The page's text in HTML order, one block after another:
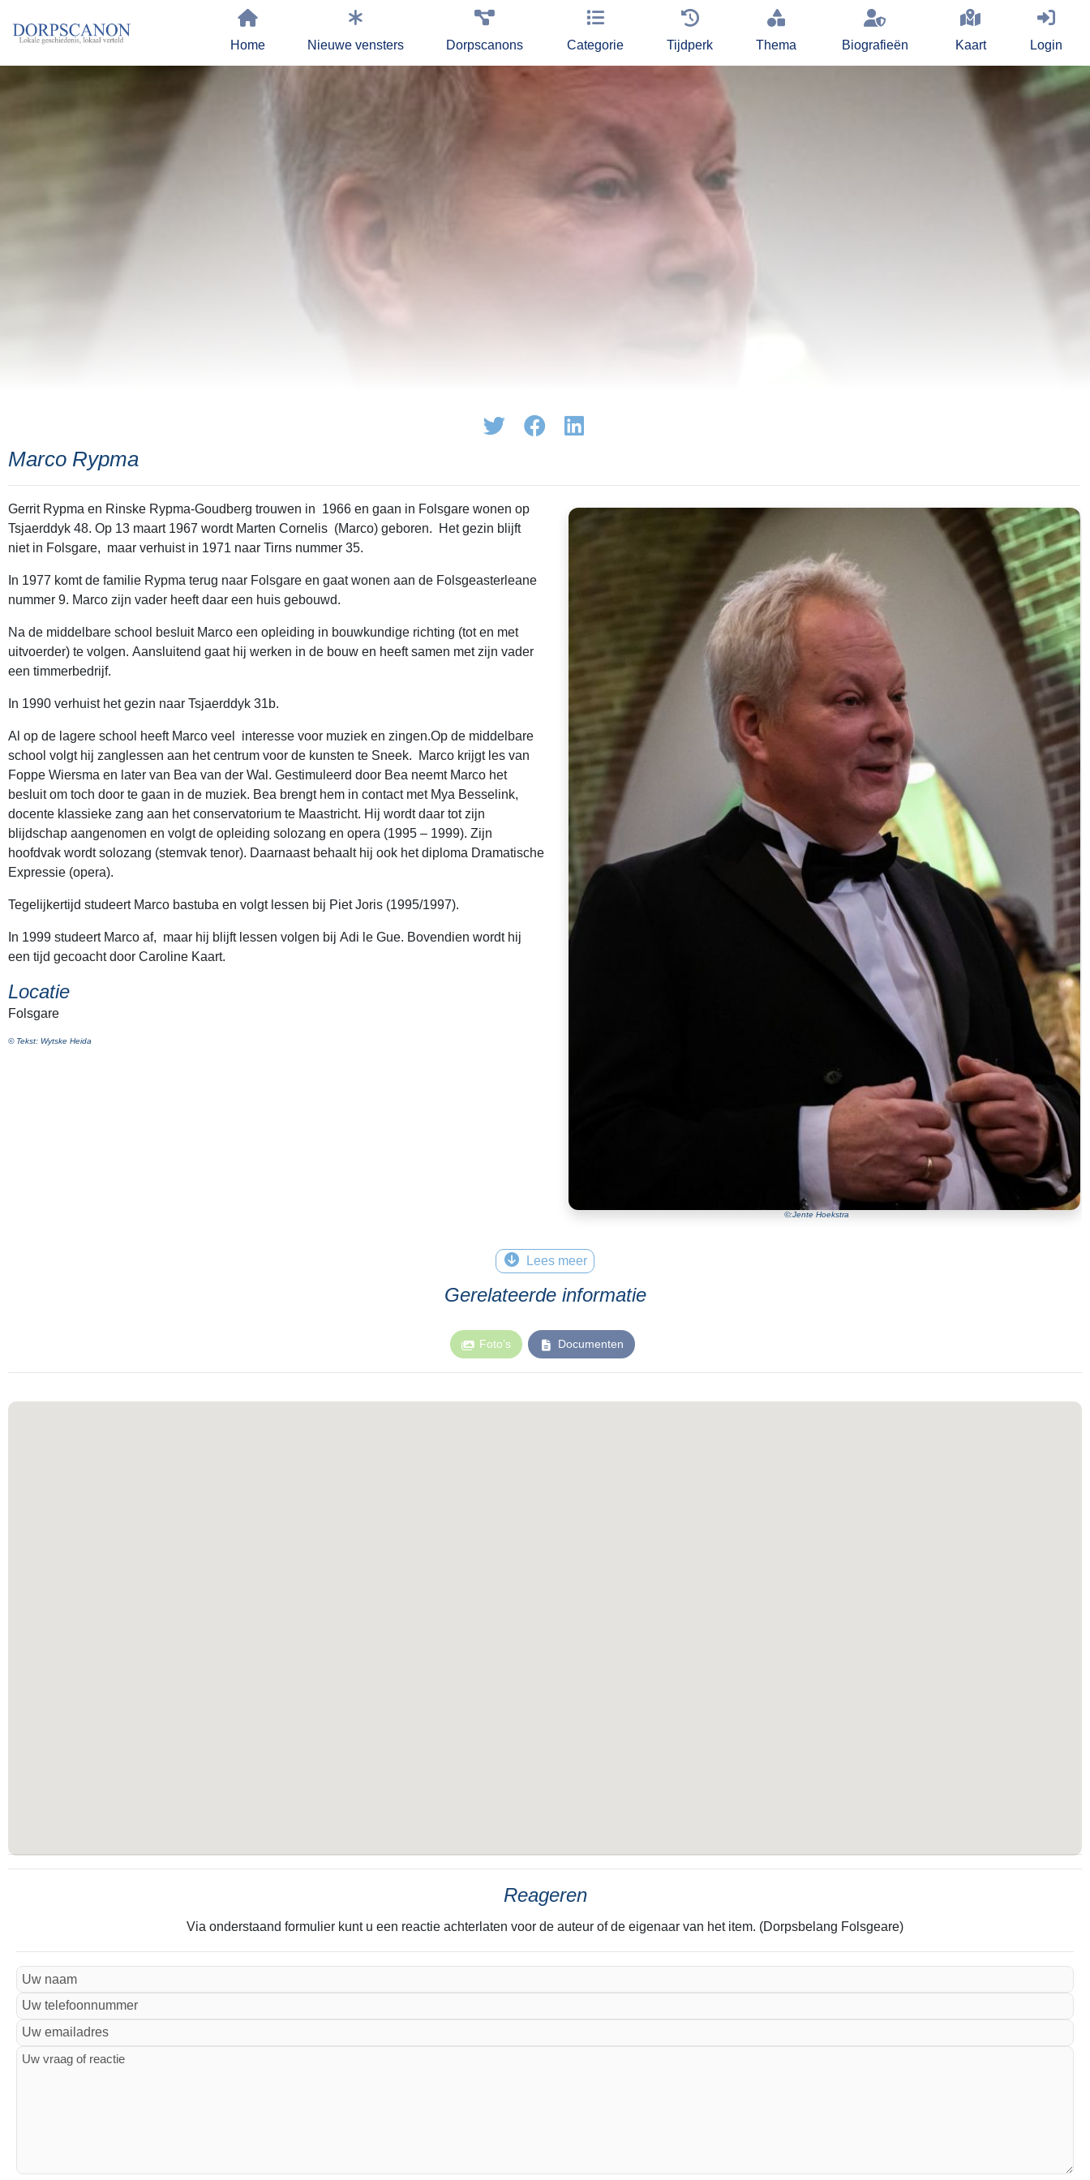
Home Nieuwe vensters Dorpscanons Categorie Tijdperk Thema Biografieën Kaart Login
Marco Rypma
©:Jente Hoekstra
Gerrit Rypma en Rinske Rypma-Goudberg trouwen in 1966 en gaan in Folsgare wonen op
Tsjaerddyk 48. Op 13 maart 1967 wordt Marten Cornelis (Marco) geboren. Het gezin blijft
niet in Folsgare, maar verhuist in 1971 naar Tirns nummer 35.
In 1977 komt de familie Rypma terug naar Folsgare en gaat wonen aan de Folsgeasterleane
nummer 9. Marco zijn vader heeft daar een huis gebouwd.
Na de middelbare school besluit Marco een opleiding in bouwkundige richting (tot en met
uitvoerder) te volgen. Aansluitend gaat hij werken in de bouw en heeft samen met zijn vader
een timmerbedrijf.
In 1990 verhuist het gezin naar Tsjaerddyk 31b.
Al op de lagere school heeft Marco veel interesse voor muziek en zingen.Op de middelbare
school volgt hij zanglessen aan het centrum voor de kunsten te Sneek. Marco krijgt les van
Foppe Wiersma en later van Bea van der Wal. Gestimuleerd door Bea neemt Marco het
besluit om toch door te gaan in de muziek. Bea brengt hem in contact met Mya Besselink,
docente klassieke zang aan het conservatorium te Maastricht. Hij wordt daar tot zijn
blijdschap aangenomen en volgt de opleiding solozang en opera (1995 – 1999). Zijn
hoofdvak wordt solozang (stemvak tenor). Daarnaast behaalt hij ook het diploma Dramatische
Expressie (opera).
Tegelijkertijd studeert Marco bastuba en volgt lessen bij Piet Joris (1995/1997).
In 1999 studeert Marco af, maar hij blijft lessen volgen bij Adi le Gue. Bovendien wordt hij
een tijd gecoacht door Caroline Kaart.
Locatie
Folsgare
© Tekst: Wytske Heida
Lees meer
Gerelateerde informatie
Foto’s Documenten
Reageren
Via onderstaand formulier kunt u een reactie achterlaten voor de auteur of de eigenaar van het item. (Dorpsbelang Folsgeare)